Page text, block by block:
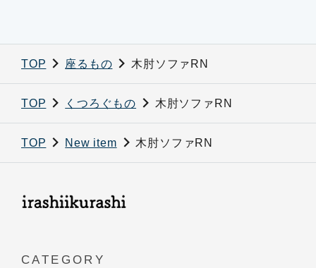
TOP 座るもの 木肘ソファRN
TOP くつろぐもの 木肘ソファRN
TOP New item 木肘ソファRN
CATEGORY